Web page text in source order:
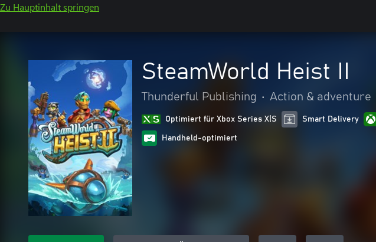
Zu Hauptinhalt springen
SteamWorld Heist II
Thunderful Publishing • Action & adventure
Optimiert für Xbox Series X|S Smart Delivery
Handheld-optimiert